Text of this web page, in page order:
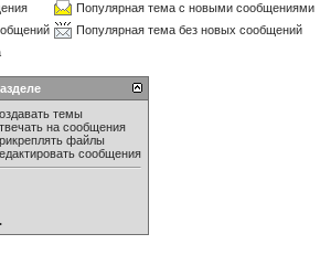
Популярная тема с новыми сообщениями
Популярная тема без новых сообщений
темы
на сообщения
файлы
сообщения